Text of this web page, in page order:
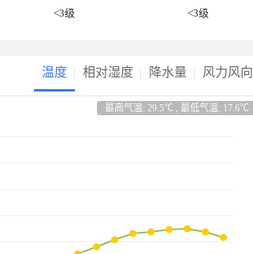
<3级 <3级
温度 相对湿度 降水量 风力风向
最高气温: 29.5℃ , 最低气温: 17.6℃